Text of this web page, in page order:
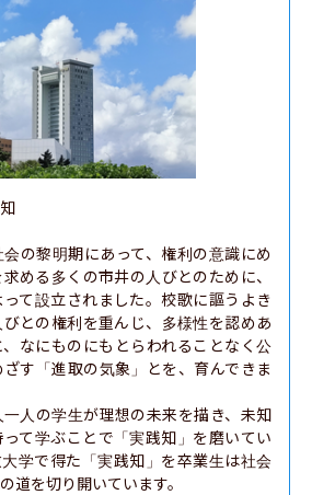
の黎明期にあって、権利の意識にめ
める多くの市井の人びとのために、
て設立されました。校歌に謳うよき
との権利を重んじ、多様性を認めあ
なにものにもとらわれることなく公
す「進取の気象」とを、育んできま
人の学生が理想の未来を描き、未知
て学ぶことで「実践知」を磨いてい
学で得た「実践知」を卒業生は社会
道を切り開いています。